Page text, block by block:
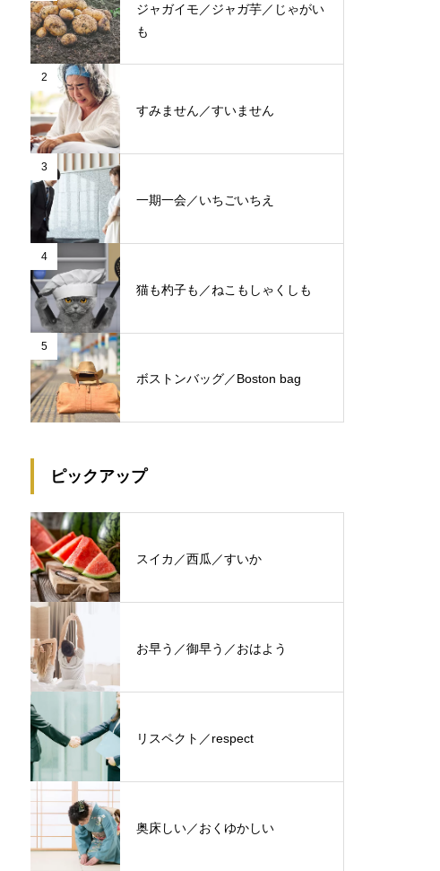
ジャガイモ／ジャガ芋／じゃがい
も
2
すみません／すいません
3
一期一会／いちごいちえ
4
猫も杓子も／ねこもしゃくしも
5
ボストンバッグ／Boston bag
ピックアップ
スイカ／西瓜／すいか
お早う／御早う／おはよう
リスペクト／respect
奥床しい／おくゆかしい